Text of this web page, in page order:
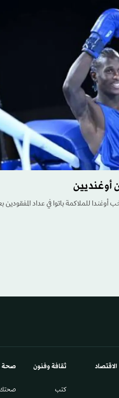
أوغنديين
أوغندا للملاكمة باتوا في عداد
الاقتصاد ثقافة وفنون
كتب
صحة